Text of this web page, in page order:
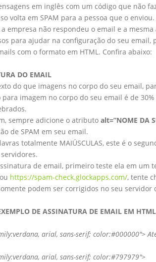
em inglês com um código que não
volta em SPAM para a pessoa que o
empresa não respondeu o email e a
para ajudar na configuração do seu
com o formato em HTML. Confira abaixo:
DO EMAIL
do que imagens no corpo do seu email,
imagem no corpo do seu email é de
sempre adicione o atributo alt=”NOME DA
de SPAM em seu email.
totalmente MAIÚSCULAS, este é o
de email, primeiro teste ela em um
ou https://spam-check.glockapps.com/, tente
podem ser corrigidos no seu servidor
DE ASSINATURA DE EMAIL EM HTML
arial, sans-serif; color:#000000″>
arial, sans-serif; color:#797979″>